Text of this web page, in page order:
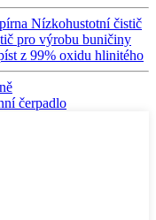
Nízkohustotní čistič
pro výrobu buničiny
z 99% oxidu hlinitého
čerpadlo